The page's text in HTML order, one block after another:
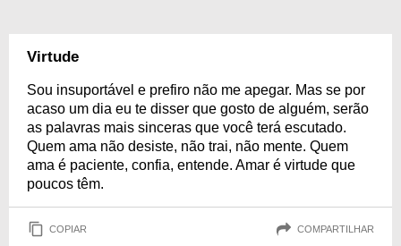
Virtude
Sou insuportável e prefiro não me apegar. Mas se por
acaso um dia eu te disser que gosto de alguém, serão
as palavras mais sinceras que você terá escutado.
Quem ama não desiste, não trai, não mente. Quem
ama é paciente, confia, entende. Amar é virtude que
poucos têm.
COPIAR COMPARTILHAR